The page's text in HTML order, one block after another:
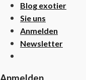
Blog exotier
Sie uns
Anmelden
Newsletter